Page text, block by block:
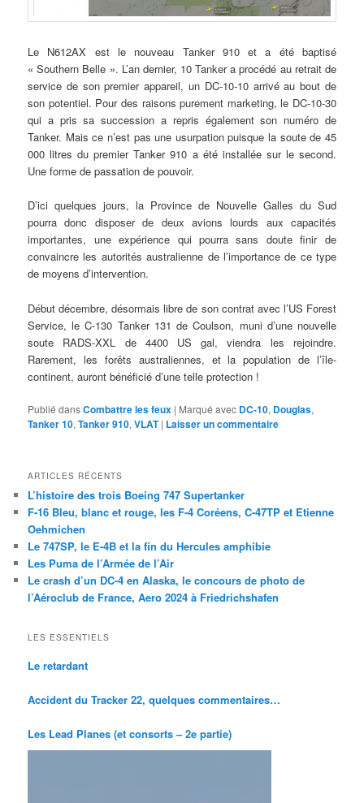
Le N612AX est le nouveau Tanker 910 et a été baptisé
« Southern Belle ». L’an dernier, 10 Tanker a procédé au retrait de
service de son premier appareil, un DC-10-10 arrivé au bout de
son potentiel. Pour des raisons purement marketing, le DC-10-30
qui a pris sa succession a repris également son numéro de
Tanker. Mais ce n’est pas une usurpation puisque la soute de 45
000 litres du premier Tanker 910 a été installée sur le second.
Une forme de passation de pouvoir.
D’ici quelques jours, la Province de Nouvelle Galles du Sud
pourra donc disposer de deux avions lourds aux capacités
importantes, une expérience qui pourra sans doute finir de
convaincre les autorités australienne de l’importance de ce type
de moyens d’intervention.
Début décembre, désormais libre de son contrat avec l’US Forest
Service, le C-130 Tanker 131 de Coulson, muni d’une nouvelle
soute RADS-XXL de 4400 US gal, viendra les rejoindre.
Rarement, les forêts australiennes, et la population de l’île-
continent, auront bénéficié d’une telle protection !
Publié dansCombattre les feux | Marqué avec DC-10, Douglas,
Tanker 10,Tanker 910,VLAT | Laisser un commentaire
ARTICLES RÉCENTS
L’histoire des trois Boeing 747 Supertanker
F-16 Bleu, blanc et rouge, les F-4 Coréens, C-47TP et Etienne
Oehmichen
Le 747SP, le E-4B et la fin du Hercules amphibie
Les Puma de l’Armée de l’Air
Le crash d’un DC-4 en Alaska, le concours de photo de
l’Aéroclub de France, Aero 2024 à Friedrichshafen
LES ESSENTIELS
Le retardant
Accident du Tracker 22, quelques commentaires…
Les Lead Planes (et consorts – 2e partie)